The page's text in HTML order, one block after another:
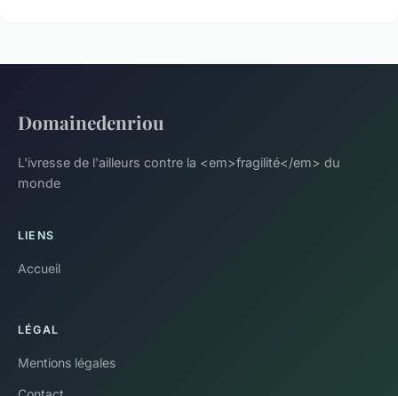
Domainedenriou
L'ivresse de l'ailleurs contre la <em>fragilité</em> du
monde
LIENS
Accueil
LÉGAL
Mentions légales